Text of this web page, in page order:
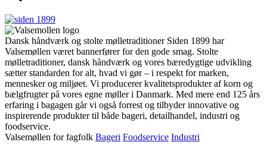
Dansk håndværk og stolte mølletraditioner Siden 1899 har
Valsemøllen været bannerfører for den gode smag. Stolte
mølletraditioner, dansk håndværk og vores bæredygtige udvikling
sætter standarden for alt, hvad vi gør – i respekt for marken,
mennesker og miljøet. Vi producerer kvalitetsprodukter af korn og
bælgfrugter på vores egne møller i Danmark. Med mere end 125 års
erfaring i bagagen går vi også forrest og tilbyder innovative og
inspirerende produkter til både bageri, detailhandel, industri og
foodservice.
Valsemøllen for fagfolk Bageri Foodservice Industri